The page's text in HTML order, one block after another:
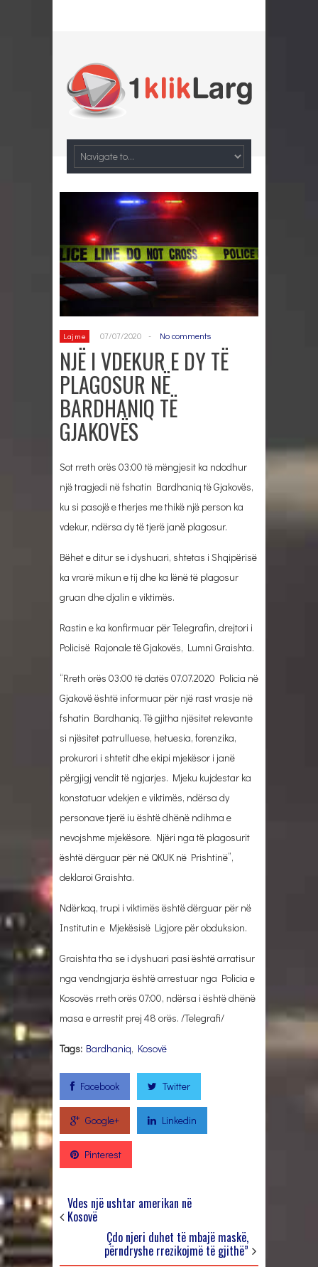
Lajme 07/07/2020 - No comments
NJË I VDEKUR E DY TË
PLAGOSUR NË
BARDHANIQ TË
GJAKOVËS
Sot rreth orës 03:00 të mëngjesit ka ndodhur
një tragjedi në fshatin Bardhaniq të Gjakovës,
ku si pasojë e therjes me thikë një person ka
vdekur, ndërsa dy të tjerë janë plagosur.
Bëhet e ditur se i dyshuari, shtetas i Shqipërisë
ka vrarë mikun e tij dhe ka lënë të plagosur
gruan dhe djalin e viktimës.
Rastin e ka konfirmuar për Telegrafin, drejtori i
Policisë Rajonale të Gjakovës, Lumni Graishta.
“Rreth orës 03:00 të datës 07.07.2020 Policia në
Gjakovë është informuar për një rast vrasje në
fshatin Bardhaniq. Të gjitha njësitet relevante
si njësitet patrulluese, hetuesia, forenzika,
prokurori i shtetit dhe ekipi mjekësor i janë
përgjigj vendit të ngjarjes. Mjeku kujdestar ka
konstatuar vdekjen e viktimës, ndërsa dy
personave tjerë iu është dhënë ndihma e
nevojshme mjekësore. Njëri nga të plagosurit
është dërguar për në QKUK në Prishtinë”,
deklaroi Graishta.
Ndërkaq, trupi i viktimës është dërguar për në
Institutin e Mjekësisë Ligjore për obduksion.
Graishta tha se i dyshuari pasi është arratisur
nga vendngjarja është arrestuar nga Policia e
Kosovës rreth orës 07:00, ndërsa i është dhënë
masa e arrestit prej 48 orës. /Telegrafi/
Tags: Bardhaniq, Kosovë
Facebook Twitter
Google+ Linkedin
Pinterest
Vdes një ushtar amerikan në
Kosovë
Çdo njeri duhet të mbajë maskë,
përndryshe rrezikojmë të gjithë”